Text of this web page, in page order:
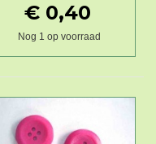
€ 0,40
Nog 1 op voorraad